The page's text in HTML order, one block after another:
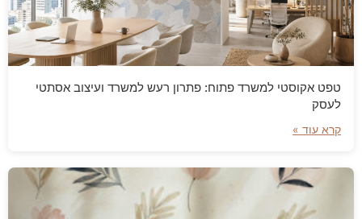
טפט אקוסטי למשרד פתוח: פתרון רעש למשרד ועיצוב אסתטי
לעסק
קרא עוד »